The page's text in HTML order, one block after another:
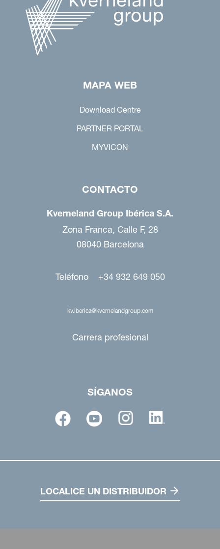
MAPA WEB
Download Centre
PARTNER PORTAL
MYVICON
CONTACTO
Kverneland Group Ibérica S.A.
Zona Franca, Calle F, 28
08040 Barcelona
Teléfono +34 932 649 050
kv.iberica@kvernelandgroup.com
Carrera profesional
SÍGANOS
LOCALICE UN DISTRIBUIDOR